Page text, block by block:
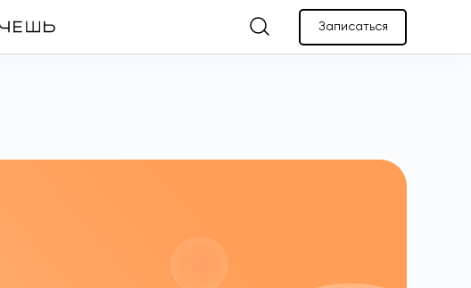
Записаться